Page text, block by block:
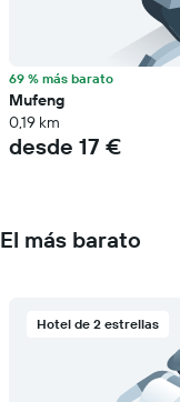
69 % más barato
Mufeng
0,19 km
desde 17 €
El más barato
Hotel de 2 estrellas